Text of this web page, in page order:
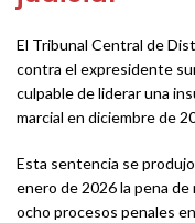
El Tribunal Central de
contra el expresidente
culpable de liderar una
marcial en diciembre de
Esta sentencia se
enero de 2026 la pena
ocho procesos penales